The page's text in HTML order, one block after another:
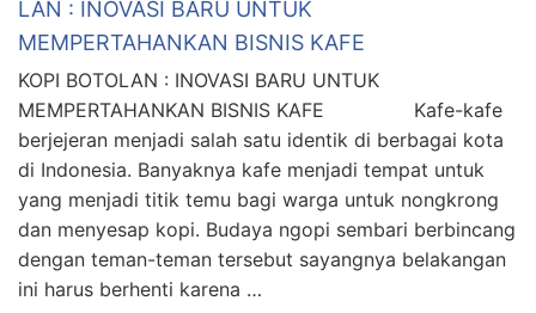
LAN : INOVASI BARU UNTUK
MEMPERTAHANKAN BISNIS KAFE
KOPI BOTOLAN : INOVASI BARU UNTUK
MEMPERTAHANKAN BISNIS KAFE Kafe-kafe
berjejeran menjadi salah satu identik di berbagai kota
di Indonesia. Banyaknya kafe menjadi tempat untuk
yang menjadi titik temu bagi warga untuk nongkrong
dan menyesap kopi. Budaya ngopi sembari berbincang
dengan teman-teman tersebut sayangnya belakangan
ini harus berhenti karena …